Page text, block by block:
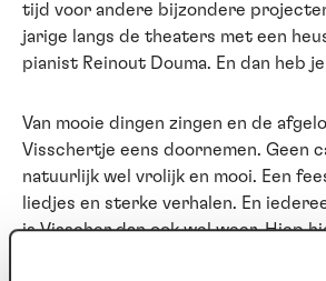
tijd voor andere bijzondere
jarige langs de theaters met een
pianist Reinout Douma. En dan heb
Van mooie dingen zingen en de
Visschertje eens doornemen. Geen
natuurlijk wel vrolijk en mooi. Een
liedjes en sterke verhalen. En
is Visscher dan ook wel weer. Hiep